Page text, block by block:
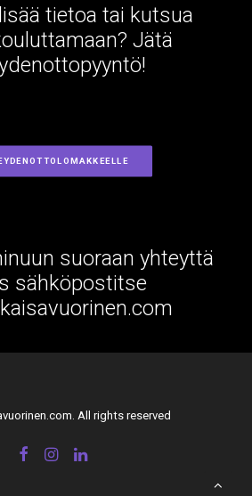
tietoa tai kutsua
Jätä
suoraan yhteyttä
sähköpostitse
All rights reserved